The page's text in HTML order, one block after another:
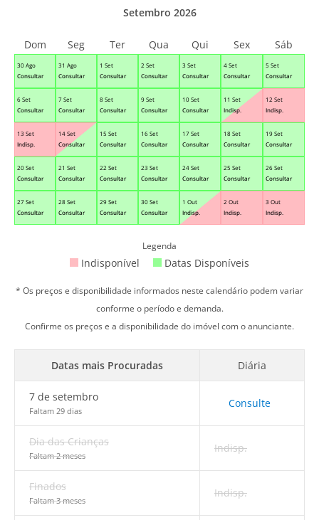
30 Ago
Consultar
31 Ago
Consultar
1 Set
Consultar
2 Set
Consultar
3 Set
Consultar
4 Set
Consultar
5 Set
Consultar
6 Set
Consultar
7 Set
Consultar
8 Set
Consultar
9 Set
Consultar
10 Set
Consultar
11 Set
Indisp.
12 Set
Indisp.
13 Set
Indisp.
14 Set
Consultar
15 Set
Consultar
16 Set
Consultar
17 Set
Consultar
18 Set
Consultar
19 Set
Consultar
20 Set
Consultar
21 Set
Consultar
22 Set
Consultar
23 Set
Consultar
24 Set
Consultar
25 Set
Consultar
26 Set
Consultar
27 Set
Consultar
28 Set
Consultar
29 Set
Consultar
30 Set
Consultar
1 Out
Indisp.
2 Out
Indisp.
3 Out
Indisp.
Setembro 2026
Dom Seg Ter Qua Qui Sex Sáb
Legenda
Indisponível Datas Disponíveis
* Os preços e disponibilidade informados neste calendário podem variar
conforme o período e demanda.
Confirme os preços e a disponibilidade do imóvel com o anunciante.
Datas mais Procuradas Diária
7 de setembro
Faltam 29 dias
Consulte
Dia das Crianças
Faltam 2 meses
Indisp.
Finados
Faltam 3 meses
Indisp.